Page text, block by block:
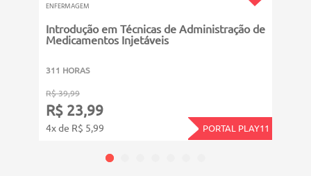
ENFERMAGEM
Introdução em Técnicas de Administração de
Medicamentos Injetáveis
311 HORAS
R$ 39,99
R$ 23,99
4x de R$ 5,99 PORTAL PLAY11